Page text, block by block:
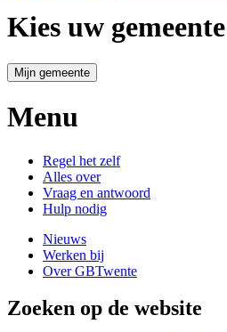
Kies uw gemeente
Mijn gemeente
Menu
Regel het zelf
Alles over
Vraag en antwoord
Hulp nodig
Nieuws
Werken bij
Over GBTwente
Zoeken op de website